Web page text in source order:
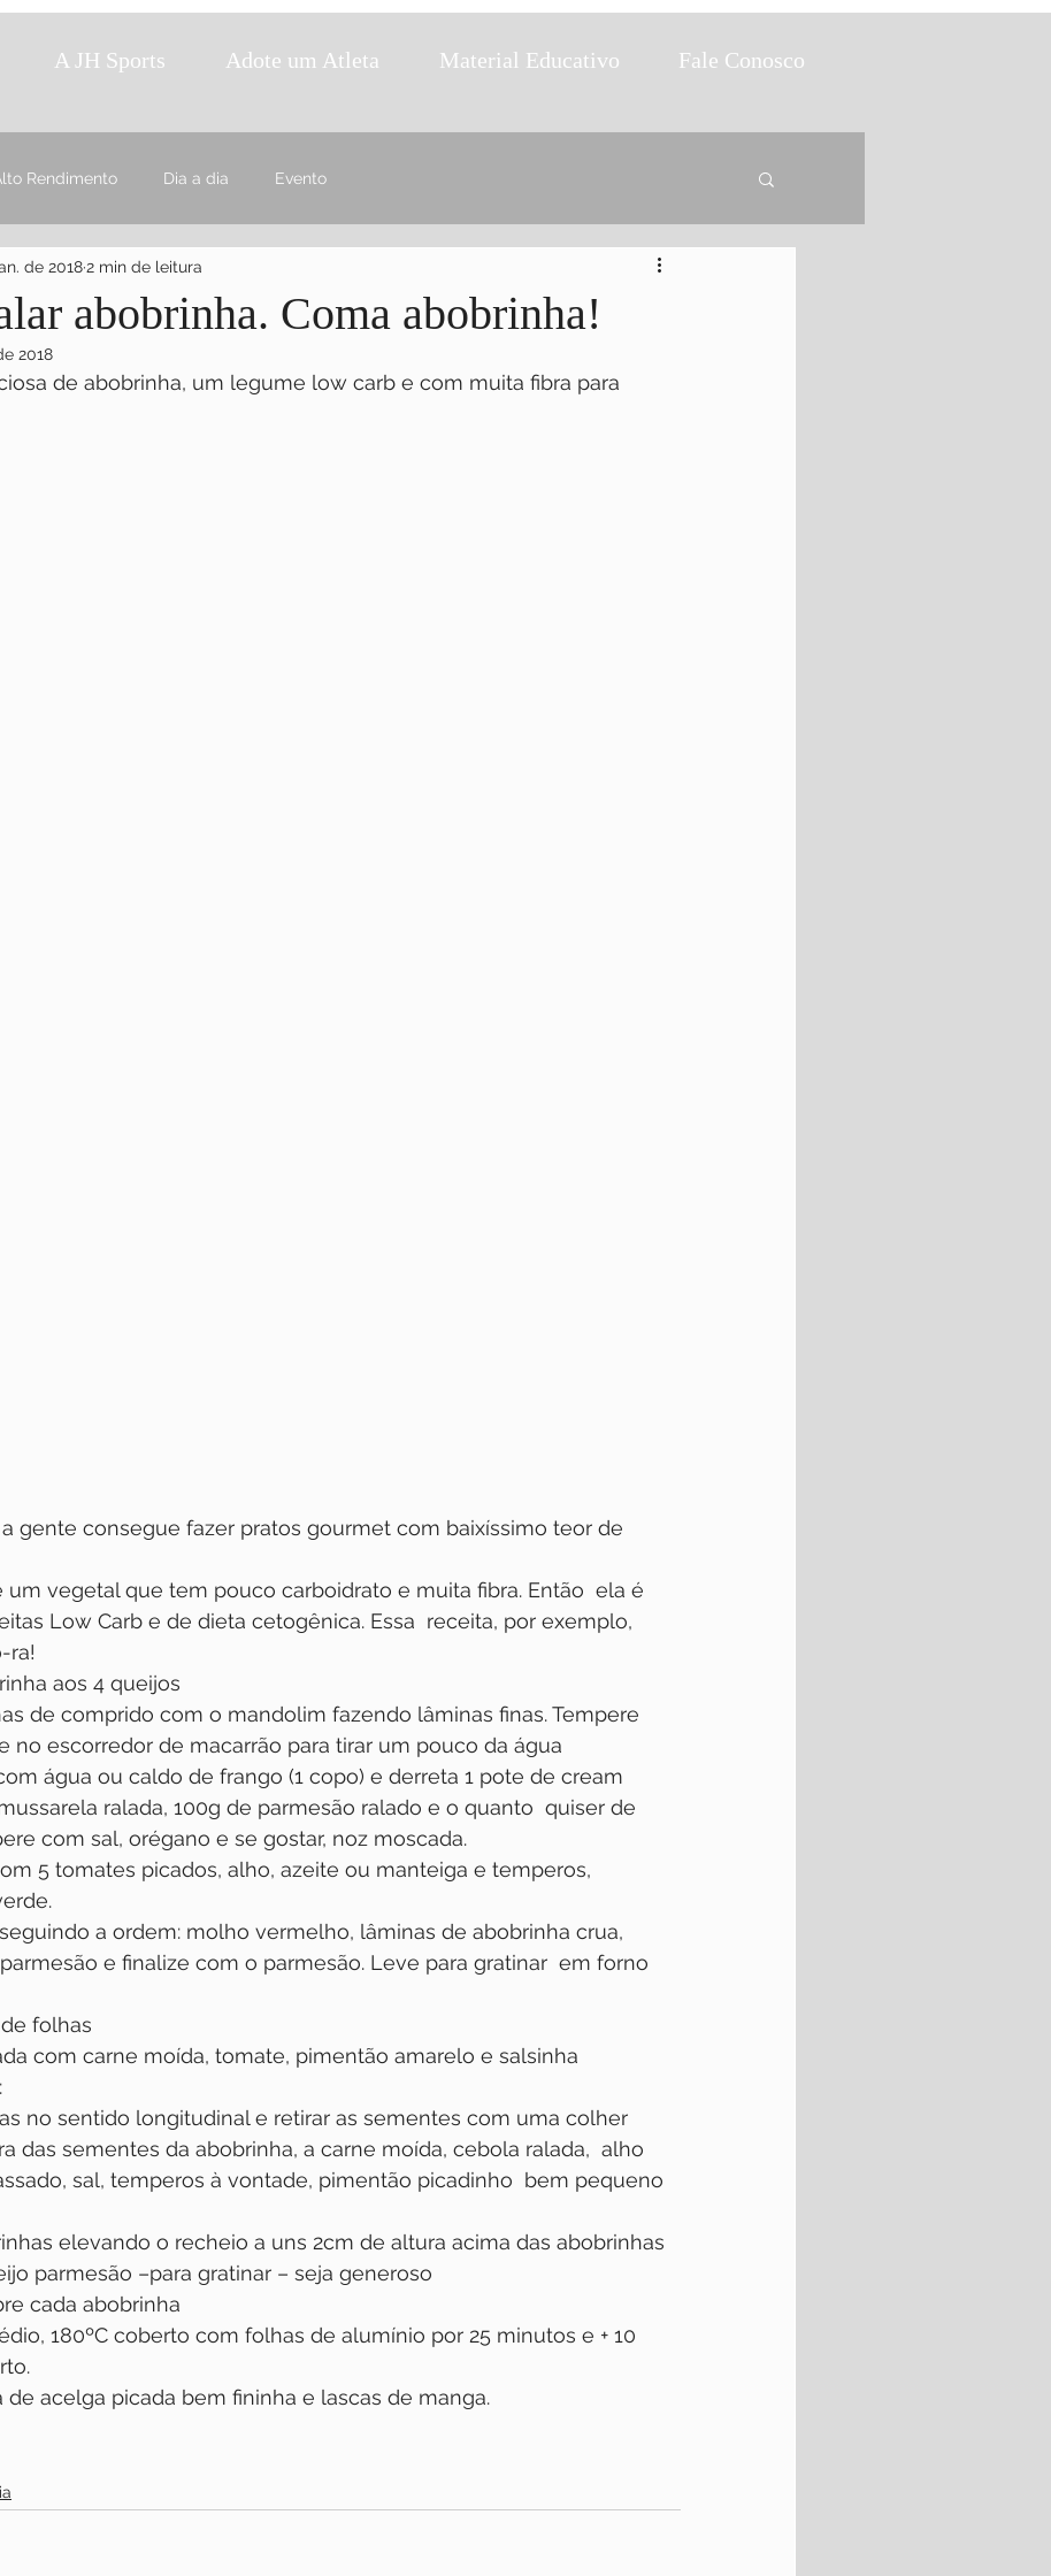
A JH Sports Adote um Atleta Material Educativo Fale Conosco
Rendimento Dia a dia Evento
abobrinha. Coma abobrinha!
de 20182 min de leitura
2018
gente consegue fazer pratos gourmet com baixíssimo teor de
um vegetal que tem pouco carboidrato e muita fibra. Então  ela é
Low Carb e de dieta cetogênica. Essa  receita, por exemplo,
ra!
aos 4 queijos
de comprido com o mandolim fazendo lâminas finas. Tempere
no escorredor de macarrão para tirar um pouco da água
água ou caldo de frango (1 copo) e derreta 1 pote de cream
ralada, 100g de parmesão ralado e o quanto  quiser de
com sal, orégano e se gostar, noz moscada.
5 tomates picados, alho, azeite ou manteiga e temperos,
a ordem: molho vermelho, lâminas de abobrinha crua,
e finalize com o parmesão. Leve para gratinar  em forno
de folhas
com carne moída, tomate, pimentão amarelo e salsinha
no sentido longitudinal e retirar as sementes com uma colher
das sementes da abobrinha, a carne moída, cebola ralada,  alho
sal, temperos à vontade, pimentão picadinho  bem pequeno
elevando o recheio a uns 2cm de altura acima das abobrinhas
parmesão –para gratinar – seja generoso
cada abobrinha
180ºC coberto com folhas de alumínio por 25 minutos e + 10
de acelga picada bem fininha e lascas de manga.